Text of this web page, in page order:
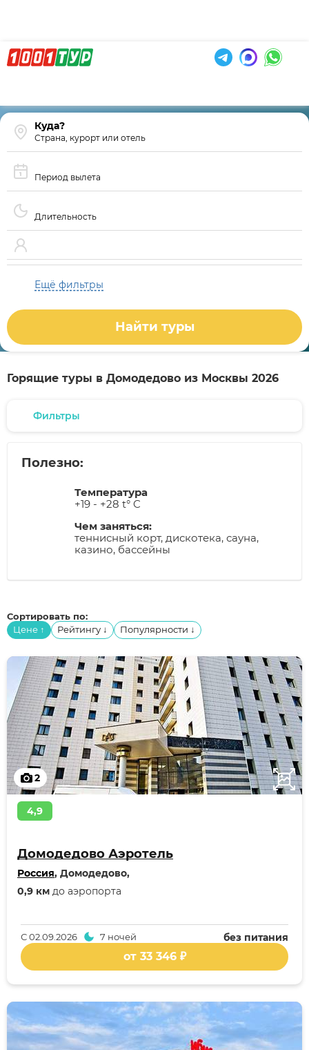
Страна, курорт или отель
Период вылета
Длительность
Ещё фильтры
Найти туры
Горящие туры в Домодедово из Москвы 2026
Фильтры
Полезно:
Температура
+19 - +28 t° C
Чем заняться:
теннисный корт, дискотека, сауна,
казино, бассейны
Сортировать по:
Цене ↑ Рейтингу ↓ Популярности ↓
2
4,9
Домодедово Аэротель
Россия, Домодедово,
0,9 км до аэропорта
без питания
С02.09.2026 7 ночей
от 33 346 ₽